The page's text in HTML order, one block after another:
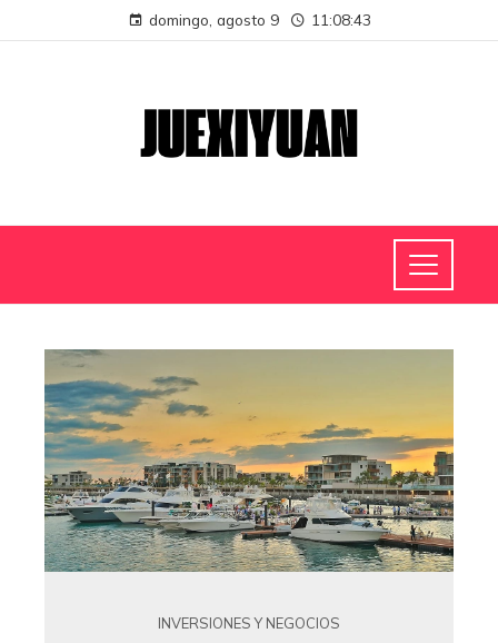
domingo, agosto 9 11:08:44
INVERSIONES Y NEGOCIOS